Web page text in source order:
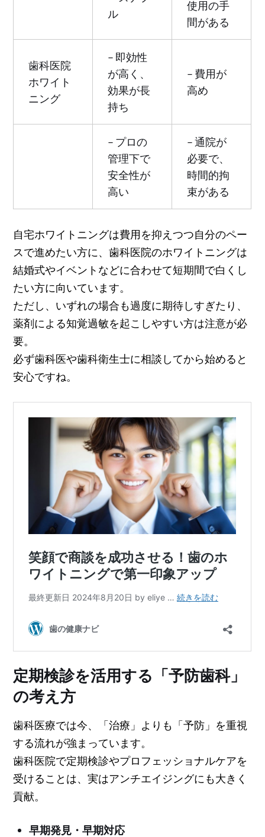
ル
使用の手
間がある
歯科医院
ホワイト
ニング
– 即効性
が高く、
効果が長
持ち
– 費用が
高め
– プロの
管理下で
安全性が
高い
– 通院が
必要で、
時間的拘
束がある
自宅ホワイトニングは費用を抑えつつ自分のペー
スで進めたい方に、歯科医院のホワイトニングは
結婚式やイベントなどに合わせて短期間で白くし
たい方に向いています。
ただし、いずれの場合も過度に期待しすぎたり、
薬剤による知覚過敏を起こしやすい方は注意が必
要。
必ず歯科医や歯科衛生士に相談してから始めると
安心ですね。
定期検診を活用する「予防歯科」
の考え方
歯科医療では今、「治療」よりも「予防」を重視
する流れが強まっています。
歯科医院で定期検診やプロフェッショナルケアを
受けることは、実はアンチエイジングにも大きく
貢献。
早期発見・早期対応